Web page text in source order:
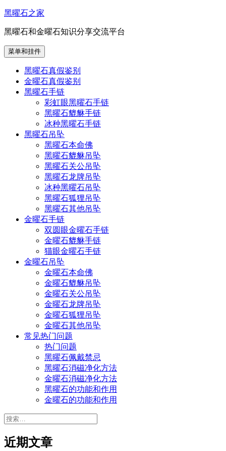
跳
内
容
黑曜石之家
黑曜石和金曜石知识分享交流平台
菜单和挂件
黑曜石真假鉴别
金曜石真假鉴别
黑曜石手链
彩虹眼黑曜石手链
黑曜石貔貅手链
冰种黑曜石手链
黑曜石吊坠
黑曜石本命佛
黑曜石貔貅吊坠
黑曜石关公吊坠
黑曜石龙牌吊坠
冰种黑曜石吊坠
黑曜石狐狸吊坠
黑曜石其他吊坠
金曜石手链
双圆眼金曜石手链
金曜石貔貅手链
猫眼金曜石手链
金曜石吊坠
金曜石本命佛
金曜石貔貅吊坠
金曜石关公吊坠
金曜石龙牌吊坠
金曜石狐狸吊坠
金曜石其他吊坠
常见热门问题
热门问题
黑曜石佩戴禁忌
黑曜石消磁净化方法
金曜石消磁净化方法
黑曜石的功能和作用
金曜石的功能和作用
搜
近期文章